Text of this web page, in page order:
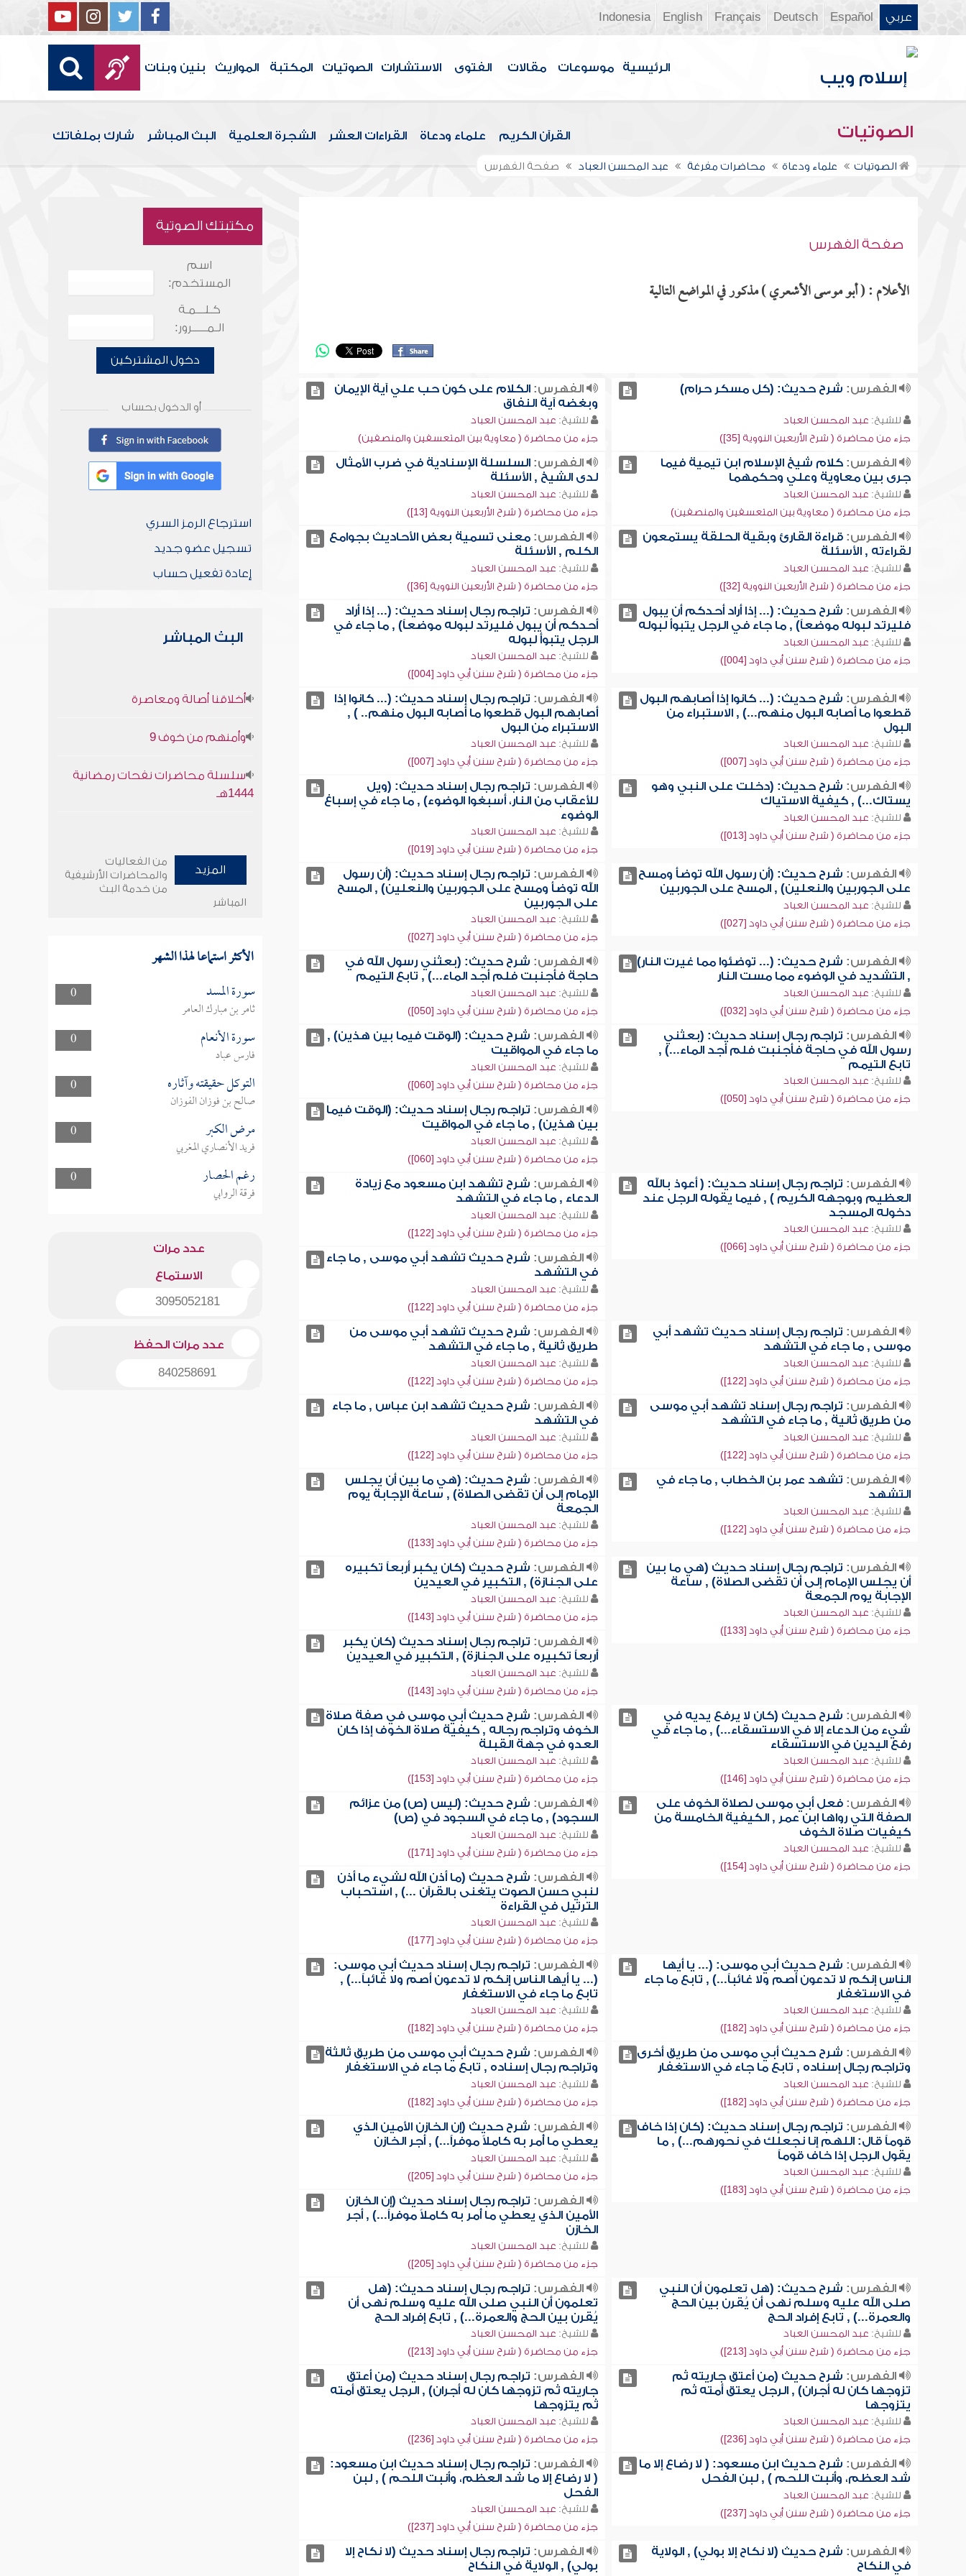
عربي Español
Deutsch
Français
English
Indonesia
الرئيسية موسوعات مقالات الفتوى الاستشارات الصوتيات المكتبة المواريث بنين وبنات
الصوتيات القرآن الكريم علماء ودعاة القراءات العشر الشجرة العلمية البث المباشر شارك بملفاتك
الصوتيات علماء ودعاة محاضرات مفرغة عبد المحسن العباد صفحة الفهرس
صفحة الفهرس
الأعلام : ( أبو موسى الأشعري ) مذكور في المواضع التالية
الفهرس: شرح حديث: (كل مسكر حرام)
للشيخ: عبد المحسن العباد
جزء من محاضرة ( شرح الأربعين النووية [35])
الفهرس: الكلام على كون حب علي آية الإيمان
وبغضه آية النفاق
للشيخ: عبد المحسن العباد
جزء من محاضرة ( معاوية بين المتعسفين والمنصفين)
الفهرس:كلام شيخ الإسلام ابن تيمية فيما
جرى بين معاوية وعلي وحكمهما
للشيخ: عبد المحسن العباد
جزء من محاضرة ( معاوية بين المتعسفين والمنصفين)
الفهرس: السلسلة الإسنادية في ضرب الأمثال
لدى الشيخ , الأسئلة
للشيخ: عبد المحسن العباد
جزء من محاضرة ( شرح الأربعين النووية [13])
الفهرس:قراءة القارئ وبقية الحلقة يستمعون
لقراءته , الأسئلة
للشيخ: عبد المحسن العباد
جزء من محاضرة ( شرح الأربعين النووية [32])
الفهرس: معنى تسمية بعض الأحاديث بجوامع
الكلم , الأسئلة
للشيخ: عبد المحسن العباد
جزء من محاضرة ( شرح الأربعين النووية [36])
الفهرس: شرح حديث: (... إذا أراد أحدكم أن يبول
فليرتد لبوله موضعاً) , ما جاء في الرجل يتبوأ لبوله
للشيخ: عبد المحسن العباد
جزء من محاضرة ( شرح سنن أبي داود [004])
الفهرس: تراجم رجال إسناد حديث: (... إذا أراد
أحدكم أن يبول فليرتد لبوله موضعاً) , ما جاء في
الرجل يتبوأ لبوله
للشيخ: عبد المحسن العباد
جزء من محاضرة ( شرح سنن أبي داود [004])
الفهرس: شرح حديث: (... كانوا إذا أصابهم البول
قطعوا ما أصابه البول منهم...) , الاستبراء من
البول
للشيخ: عبد المحسن العباد
جزء من محاضرة ( شرح سنن أبي داود [007])
الفهرس: تراجم رجال إسناد حديث: (... كانوا إذا
أصابهم البول قطعوا ما أصابه البول منهم.. ) ,
الاستبراء من البول
للشيخ: عبد المحسن العباد
جزء من محاضرة ( شرح سنن أبي داود [007])
الفهرس: شرح حديث: (دخلت على النبي وهو
يستاك...) , كيفية الاستياك
للشيخ: عبد المحسن العباد
جزء من محاضرة ( شرح سنن أبي داود [013])
الفهرس: تراجم رجال إسناد حديث: (ويل
للأعقاب من النار، أسبغوا الوضوء) , ما جاء في إسباغ
الوضوء
للشيخ: عبد المحسن العباد
جزء من محاضرة ( شرح سنن أبي داود [019])
الفهرس: شرح حديث: (أن رسول الله توضأ ومسح
على الجوربين والنعلين) , المسح على الجوربين
للشيخ: عبد المحسن العباد
جزء من محاضرة ( شرح سنن أبي داود [027])
الفهرس: تراجم رجال إسناد حديث: (أن رسول
الله توضأ ومسح على الجوربين والنعلين) , المسح
على الجوربين
للشيخ: عبد المحسن العباد
جزء من محاضرة ( شرح سنن أبي داود [027])
الفهرس: شرح حديث: (... توضئوا مما غيرت النار)
, التشديد في الوضوء مما مست النار
للشيخ: عبد المحسن العباد
جزء من محاضرة ( شرح سنن أبي داود [032])
الفهرس: شرح حديث: (بعثني رسول الله في
حاجة فأجنبت فلم أجد الماء...) , تابع التيمم
للشيخ: عبد المحسن العباد
جزء من محاضرة ( شرح سنن أبي داود [050])
الفهرس: تراجم رجال إسناد حديث: (بعثني
رسول الله في حاجة فأجنبت فلم أجد الماء...) ,
تابع التيمم
للشيخ: عبد المحسن العباد
جزء من محاضرة ( شرح سنن أبي داود [050])
الفهرس: شرح حديث: (الوقت فيما بين هذين) ,
ما جاء في المواقيت
للشيخ: عبد المحسن العباد
جزء من محاضرة ( شرح سنن أبي داود [060])
الفهرس: تراجم رجال إسناد حديث: (الوقت فيما
بين هذين) , ما جاء في المواقيت
للشيخ: عبد المحسن العباد
جزء من محاضرة ( شرح سنن أبي داود [060])
الفهرس: تراجم رجال إسناد حديث: ( أعوذ بالله
العظيم وبوجهه الكريم ) , فيما يقوله الرجل عند
دخوله المسجد
للشيخ: عبد المحسن العباد
جزء من محاضرة ( شرح سنن أبي داود [066])
الفهرس: شرح تشهد ابن مسعود مع زيادة
الدعاء , ما جاء في التشهد
للشيخ: عبد المحسن العباد
جزء من محاضرة ( شرح سنن أبي داود [122])
الفهرس: شرح حديث تشهد أبي موسى , ما جاء
في التشهد
للشيخ: عبد المحسن العباد
جزء من محاضرة ( شرح سنن أبي داود [122])
الفهرس: تراجم رجال إسناد حديث تشهد أبي
موسى , ما جاء في التشهد
للشيخ: عبد المحسن العباد
جزء من محاضرة ( شرح سنن أبي داود [122])
الفهرس: شرح حديث تشهد أبي موسى من
طريق ثانية , ما جاء في التشهد
للشيخ: عبد المحسن العباد
جزء من محاضرة ( شرح سنن أبي داود [122])
الفهرس: تراجم رجال إسناد تشهد أبي موسى
من طريق ثانية , ما جاء في التشهد
للشيخ: عبد المحسن العباد
جزء من محاضرة ( شرح سنن أبي داود [122])
الفهرس: شرح حديث تشهد ابن عباس , ما جاء
في التشهد
للشيخ: عبد المحسن العباد
جزء من محاضرة ( شرح سنن أبي داود [122])
الفهرس: تشهد عمر بن الخطاب , ما جاء في
التشهد
للشيخ: عبد المحسن العباد
جزء من محاضرة ( شرح سنن أبي داود [122])
الفهرس: شرح حديث: (هي ما بين أن يجلس
الإمام إلى أن تقضى الصلاة) , ساعة الإجابة يوم
الجمعة
للشيخ: عبد المحسن العباد
جزء من محاضرة ( شرح سنن أبي داود [133])
الفهرس: تراجم رجال إسناد حديث (هي ما بين
أن يجلس الإمام إلى أن تقضى الصلاة) , ساعة
الإجابة يوم الجمعة
للشيخ: عبد المحسن العباد
جزء من محاضرة ( شرح سنن أبي داود [133])
الفهرس: شرح حديث (كان يكبر أربعاً تكبيره
على الجنازة) , التكبير في العيدين
للشيخ: عبد المحسن العباد
جزء من محاضرة ( شرح سنن أبي داود [143])
الفهرس: تراجم رجال إسناد حديث (كان يكبر
أربعاً تكبيره على الجنازة) , التكبير في العيدين
للشيخ: عبد المحسن العباد
جزء من محاضرة ( شرح سنن أبي داود [143])
الفهرس: شرح حديث (كان لا يرفع يديه في
شيء من الدعاء إلا في الاستسقاء...) , ما جاء في
رفع اليدين في الاستسقاء
للشيخ: عبد المحسن العباد
جزء من محاضرة ( شرح سنن أبي داود [146])
الفهرس: شرح حديث أبي موسى في صفة صلاة
الخوف وتراجم رجاله , كيفية صلاة الخوف إذا كان
العدو في جهة القبلة
للشيخ: عبد المحسن العباد
جزء من محاضرة ( شرح سنن أبي داود [153])
الفهرس:فعل أبي موسى لصلاة الخوف على
الصفة التي رواها ابن عمر , الكيفية الخامسة من
كيفيات صلاة الخوف
للشيخ: عبد المحسن العباد
جزء من محاضرة ( شرح سنن أبي داود [154])
الفهرس: شرح حديث: (ليس (ص) من عزائم
السجود) , ما جاء في السجود في (ص)
للشيخ: عبد المحسن العباد
جزء من محاضرة ( شرح سنن أبي داود [171])
الفهرس: شرح حديث (ما أذن الله لشيء ما أذن
لنبي حسن الصوت يتغنى بالقرآن ...) , استحباب
الترتيل في القراءة
للشيخ: عبد المحسن العباد
جزء من محاضرة ( شرح سنن أبي داود [177])
الفهرس: شرح حديث أبي موسى: (... يا أيها
الناس إنكم لا تدعون أصم ولا غائباً...) , تابع ما جاء
في الاستغفار
للشيخ: عبد المحسن العباد
جزء من محاضرة ( شرح سنن أبي داود [182])
الفهرس: تراجم رجال إسناد حديث أبي موسى:
(... يا أيها الناس إنكم لا تدعون أصم ولا غائباً...) ,
تابع ما جاء في الاستغفار
للشيخ: عبد المحسن العباد
جزء من محاضرة ( شرح سنن أبي داود [182])
الفهرس: شرح حديث أبي موسى من طريق أخرى
وتراجم رجال إسناده , تابع ما جاء في الاستغفار
للشيخ: عبد المحسن العباد
جزء من محاضرة ( شرح سنن أبي داود [182])
الفهرس: شرح حديث أبي موسى من طريق ثالثة
وتراجم رجال إسناده , تابع ما جاء في الاستغفار
للشيخ: عبد المحسن العباد
جزء من محاضرة ( شرح سنن أبي داود [182])
الفهرس: تراجم رجال إسناد حديث: (كان إذا خاف
قوماً قال: اللهم إنا نجعلك في نحورهم...) , ما
يقول الرجل إذا خاف قوماً
للشيخ: عبد المحسن العباد
جزء من محاضرة ( شرح سنن أبي داود [183])
الفهرس: شرح حديث (إن الخازن الأمين الذي
يعطي ما أُمر به كاملاً موفراً...) , أجر الخازن
للشيخ: عبد المحسن العباد
جزء من محاضرة ( شرح سنن أبي داود [205])
الفهرس: تراجم رجال إسناد حديث (إن الخازن
الأمين الذي يعطي ما أُمر به كاملاً موفراً...) , أجر
الخازن
للشيخ: عبد المحسن العباد
جزء من محاضرة ( شرح سنن أبي داود [205])
الفهرس: شرح حديث: (هل تعلمون أن النبي
صلى الله عليه وسلم نهى أن يُقرن بين الحج
والعمرة...) , تابع إفراد الحج
للشيخ: عبد المحسن العباد
جزء من محاضرة ( شرح سنن أبي داود [213])
الفهرس: تراجم رجال إسناد حديث: (هل
تعلمون أن النبي صلى الله عليه وسلم نهى أن
يُقرن بين الحج والعمرة...) , تابع إفراد الحج
للشيخ: عبد المحسن العباد
جزء من محاضرة ( شرح سنن أبي داود [213])
الفهرس: شرح حديث (من أعتق جاريته ثم
تزوجها كان له أجران) , الرجل يعتق أمته ثم
يتزوجها
للشيخ: عبد المحسن العباد
جزء من محاضرة ( شرح سنن أبي داود [236])
الفهرس: تراجم رجال إسناد حديث (من أعتق
جاريته ثم تزوجها كان له أجران) , الرجل يعتق أمته
ثم يتزوجها
للشيخ: عبد المحسن العباد
جزء من محاضرة ( شرح سنن أبي داود [236])
الفهرس: شرح حديث ابن مسعود: ( لا رضاع إلا ما
شد العظم، وأنبت اللحم ) , لبن الفحل
للشيخ: عبد المحسن العباد
جزء من محاضرة ( شرح سنن أبي داود [237])
الفهرس: تراجم رجال إسناد حديث ابن مسعود:
( لا رضاع إلا ما شد العظم، وأنبت اللحم ) , لبن
الفحل
للشيخ: عبد المحسن العباد
جزء من محاضرة ( شرح سنن أبي داود [237])
الفهرس: شرح حديث (لا نكاح إلا بولي) , الولاية
في النكاح
الفهرس: تراجم رجال إسناد حديث (لا نكاح إلا
بولي) , الولاية في النكاح
مكتبتك الصوتية
اسم
المستخدم:
كـلـــمـة
الـمـــــرور:
دخول المشتركين
أو الدخول بحساب
استرجاع الرمز السري
تسجيل عضو جديد
إعادة تفعيل حساب
البث المباشر
أخلاقنا أصالة ومعاصرة
وأمنهم من خوف 9
سلسلة محاضرات نفحات رمضانية
1444هـ
المزيد
من الفعاليات
والمحاضرات الأرشيفية
من خدمة البث
المباشر
الأكثر استماعا لهذا الشهر
0 سورة المسد
ثامر بن مبارك العامر
0
سورة الأنعام
فارس عباد
0
التوكل حقيقته وآثاره
صالح بن فوزان الفوزان
0
مرض الكبر
فريد الأنصاري المغربي
0
رغم الحصار
فرقة الروابي
عدد مرات
الاستماع
3095052181
عدد مرات الحفظ
840258691